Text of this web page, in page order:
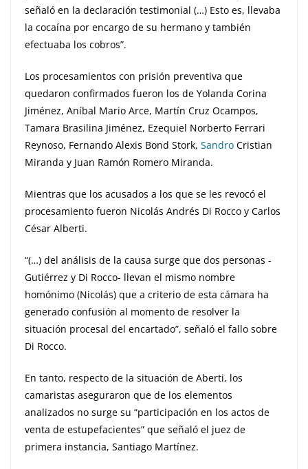
señaló en la declaración testimonial (…) Esto es, llevaba
la cocaína por encargo de su hermano y también
efectuaba los cobros”.
Los procesamientos con prisión preventiva que
quedaron confirmados fueron los de Yolanda Corina
Jiménez, Aníbal Mario Arce, Martín Cruz Ocampos,
Tamara Brasilina Jiménez, Ezequiel Norberto Ferrari
Reynoso, Fernando Alexis Bond Stork, Sandro Cristian
Miranda y Juan Ramón Romero Miranda.
Mientras que los acusados a los que se les revocó el
procesamiento fueron Nicolás Andrés Di Rocco y Carlos
César Alberti.
“(…) del análisis de la causa surge que dos personas -
Gutiérrez y Di Rocco- llevan el mismo nombre
homónimo (Nicolás) que a criterio de esta cámara ha
generado confusión al momento de resolver la
situación procesal del encartado”, señaló el fallo sobre
Di Rocco.
En tanto, respecto de la situación de Aberti, los
camaristas aseguraron que de los elementos
analizados no surge su “participación en los actos de
venta de estupefacientes” que señaló el juez de
primera instancia, Santiago Martínez.